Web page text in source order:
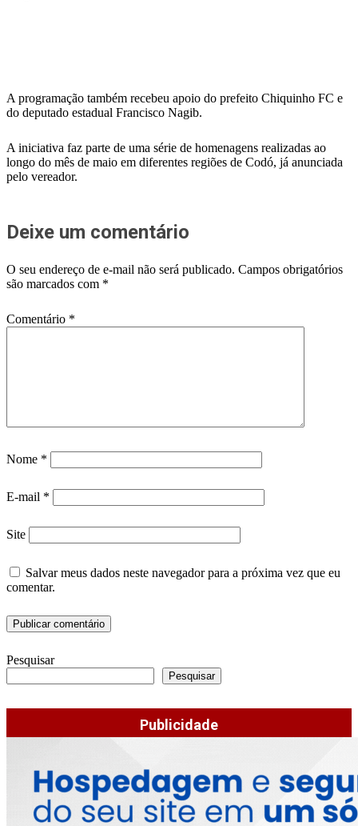
A programação também recebeu apoio do prefeito Chiquinho FC e
do deputado estadual Francisco Nagib.
A iniciativa faz parte de uma série de homenagens realizadas ao
longo do mês de maio em diferentes regiões de Codó, já anunciada
pelo vereador.
Deixe um comentário
O seu endereço de e-mail não será publicado. Campos obrigatórios
são marcados com *
Comentário *
Nome *
E-mail *
Site
Salvar meus dados neste navegador para a próxima vez que eu
comentar.
Pesquisar
Pesquisar
Publicidade